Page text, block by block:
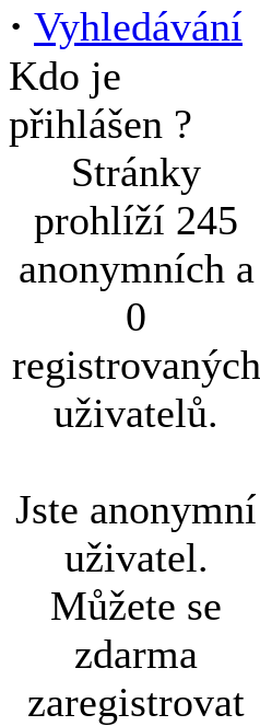
· Vyhledávání
Kdo je
přihlášen ?
Stránky
prohlíží 245
anonymních a
0
registrovaných
uživatelů.
Jste anonymní
uživatel.
Můžete se
zdarma
zaregistrovat